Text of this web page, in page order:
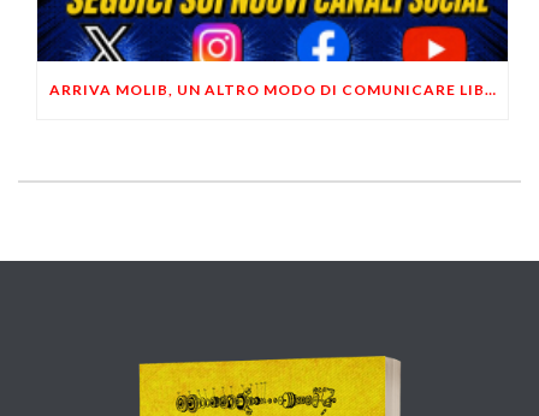
ARRIVA MOLIB, UN ALTRO MODO DI COMUNICARE LIBERTARIO